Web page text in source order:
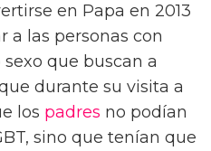
en Papa en 2013
a las personas con
que buscan a
durante su visita a
los padres no podían
sino que tenían que